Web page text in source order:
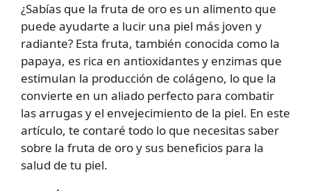
¿Sabías que la fruta de oro es un alimento que
puede ayudarte a lucir una piel más joven y
radiante? Esta fruta, también conocida como la
papaya, es rica en antioxidantes y enzimas que
estimulan la producción de colágeno, lo que la
convierte en un aliado perfecto para combatir
las arrugas y el envejecimiento de la piel. En este
artículo, te contaré todo lo que necesitas saber
sobre la fruta de oro y sus beneficios para la
salud de tu piel.